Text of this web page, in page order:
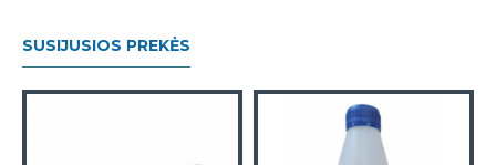
SUSIJUSIOS PREKĖS